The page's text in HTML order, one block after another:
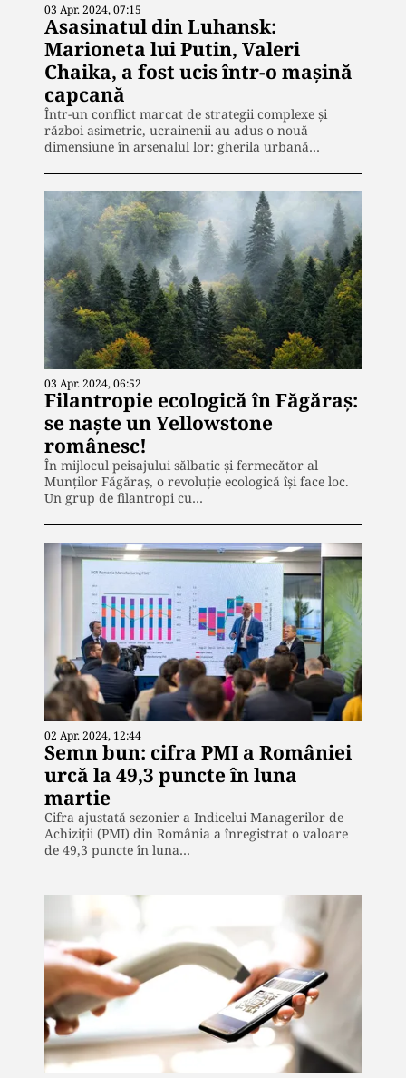
03 Apr. 2024, 07:15
Asasinatul din Luhansk:
Marioneta lui Putin, Valeri
Chaika, a fost ucis într-o mașină
capcană
Într-un conflict marcat de strategii complexe și
război asimetric, ucrainenii au adus o nouă
dimensiune în arsenalul lor: gherila urbană…
03 Apr. 2024, 06:52
Filantropie ecologică în Făgăraș:
se naște un Yellowstone
românesc!
În mijlocul peisajului sălbatic și fermecător al
Munților Făgăraș, o revoluție ecologică își face loc.
Un grup de filantropi cu…
02 Apr. 2024, 12:44
Semn bun: cifra PMI a României
urcă la 49,3 puncte în luna
martie
Cifra ajustată sezonier a Indicelui Managerilor de
Achiziții (PMI) din România a înregistrat o valoare
de 49,3 puncte în luna…